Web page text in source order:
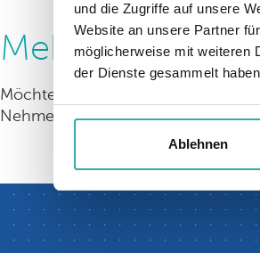
und die Zugriffe auf unsere
Website an unsere Partner
möglicherweise mit weiteren
der Dienste gesammelt
Ablehnen
Mehr
Möchten Sie weitere Informationen
Nehmen Sie Kontakt mit Prestop